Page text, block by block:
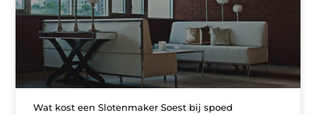
Wat kost een Slotenmaker Soest bij spoed